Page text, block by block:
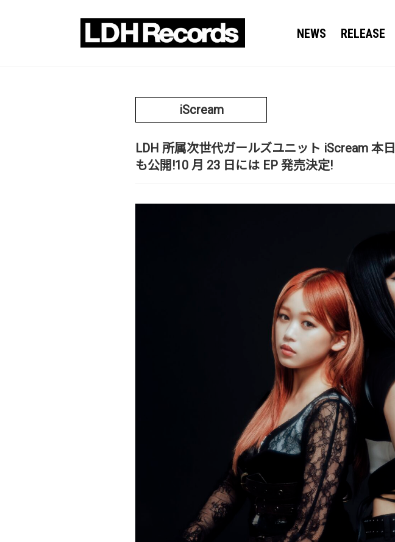
NEWS RELEASE
iScream
LDH 所属次世代ガールズユニット iScream 本
も公開!10 月 23 日には EP 発売決定!